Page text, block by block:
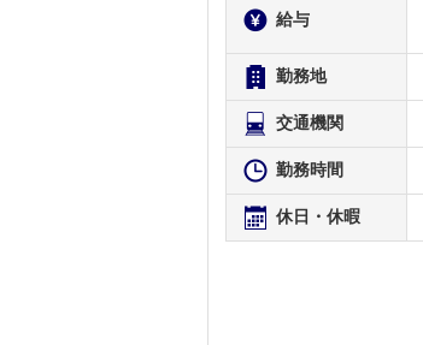
給与
勤務地
交通機関
勤務時間
休日・休暇